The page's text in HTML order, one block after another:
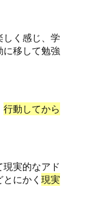
しく感じ、学
に移して勉強
行動してから
実的なアド
にかく 現実